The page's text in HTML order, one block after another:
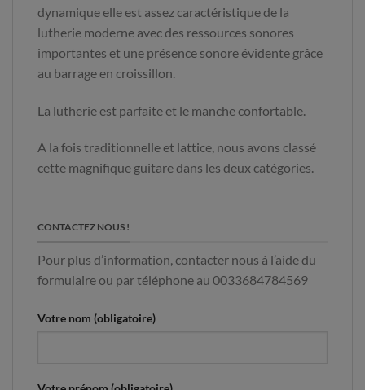
dynamique elle est assez caractéristique de la
lutherie moderne avec des ressources sonores
importantes et une présence sonore évidente grâce
au barrage en croissillon.
La lutherie est parfaite et le manche confortable.
A la fois traditionnelle et lattice, nous avons classé
cette magnifique guitare dans les deux catégories.
CONTACTEZ NOUS !
Pour plus d’information, contacter nous à l’aide du
formulaire ou par téléphone au 0033684784569
Votre nom (obligatoire)